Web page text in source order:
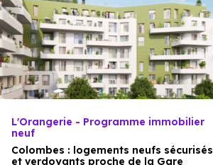
L'Orangerie - Programme immobilier
neuf
Colombes : logements neufs sécurisés
et verdoyants proche de la Gare